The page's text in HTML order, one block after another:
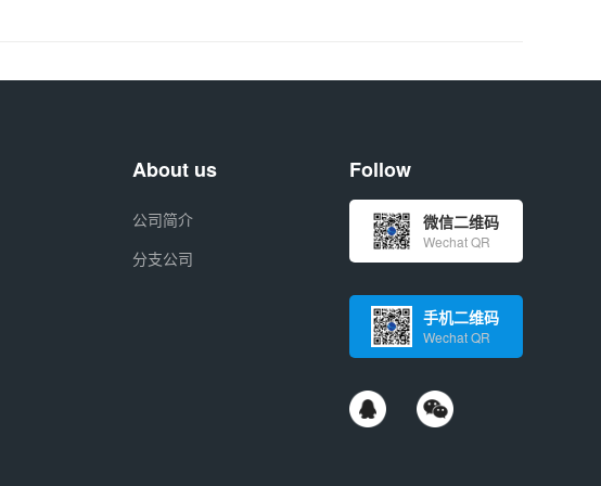
About us
公司简介
分支公司
Follow
微信二维码
Wechat QR
手机二维码
Wechat QR